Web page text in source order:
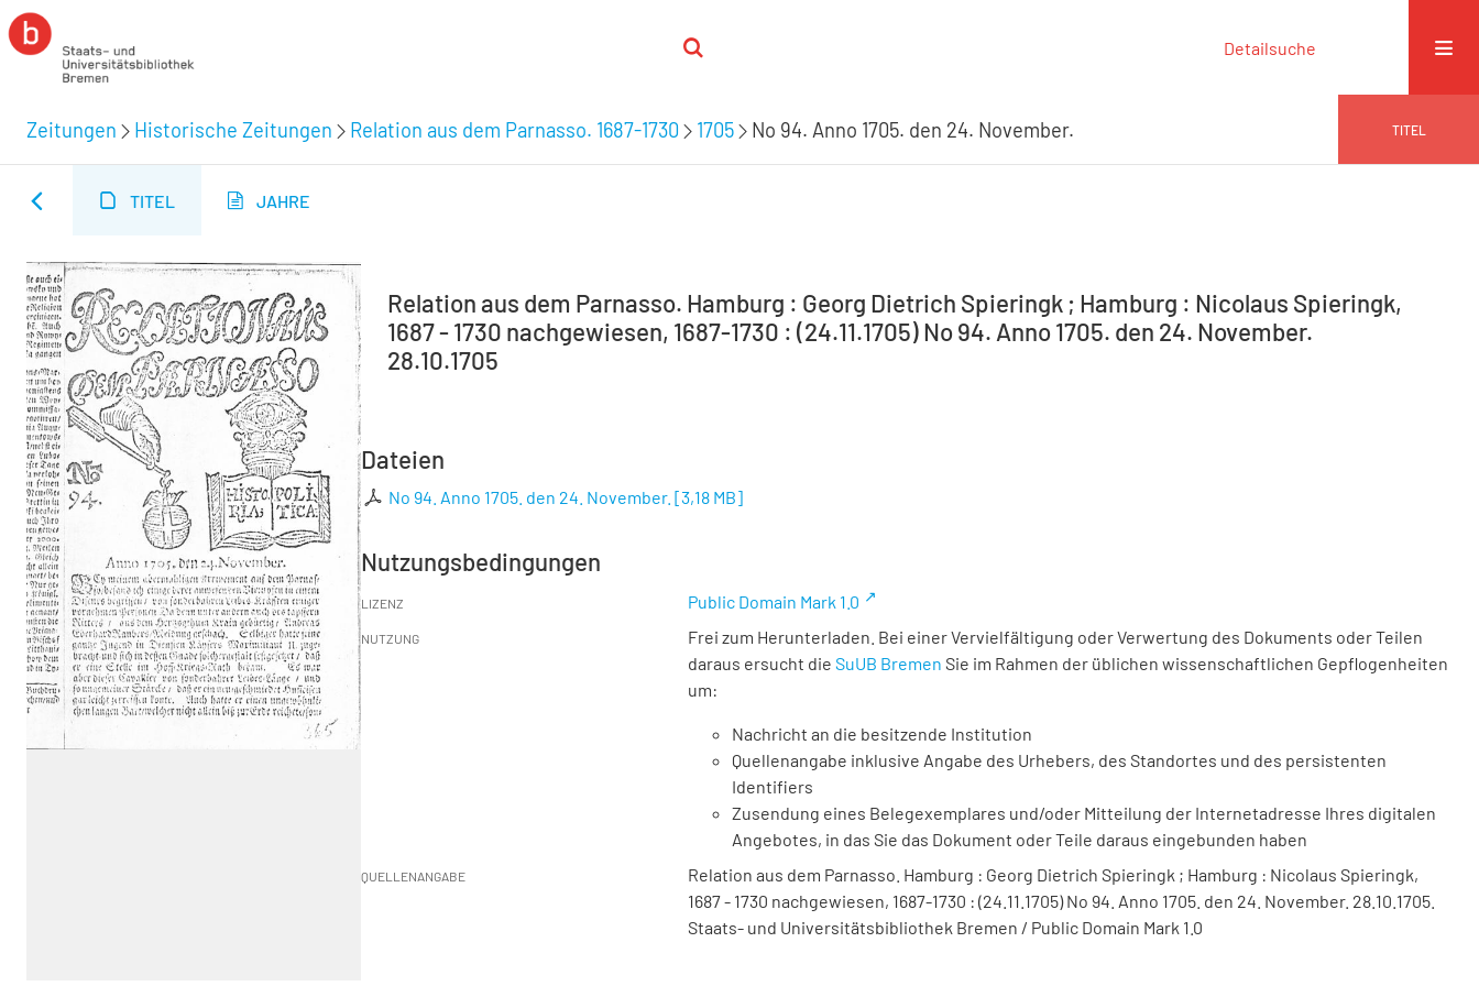
Detailsuche
Zeitungen Historische Zeitungen Relation aus dem Parnasso. 1687-1730 1705 No 94. Anno 1705. den 24. November. TITEL
TITEL JAHRE
Relation aus dem Parnasso. Hamburg : Georg Dietrich Spieringk ; Hamburg : Nicolaus Spieringk,
1687 - 1730 nachgewiesen, 1687-1730 : (24.11.1705) No 94. Anno 1705. den 24. November.
28.10.1705
Dateien
No 94. Anno 1705. den 24. November. [3,18 MB]
Nutzungsbedingungen
LIZENZ Public Domain Mark 1.0
NUTZUNG
Frei zum Herunterladen. Bei einer Vervielfältigung oder Verwertung des Dokuments oder Teilen
daraus ersucht die SuUB Bremen Sie im Rahmen der üblichen wissenschaftlichen Gepflogenheiten
um:
Nachricht an die besitzende Institution
Quellenangabe inklusive Angabe des Urhebers, des Standortes und des persistenten
Identifiers
Zusendung eines Belegexemplares und/oder Mitteilung der Internetadresse Ihres digitalen
Angebotes, in das Sie das Dokument oder Teile daraus eingebunden haben
QUELLENANGABE
Relation aus dem Parnasso. Hamburg : Georg Dietrich Spieringk ; Hamburg : Nicolaus Spieringk,
1687 - 1730 nachgewiesen, 1687-1730 : (24.11.1705) No 94. Anno 1705. den 24. November. 28.10.1705.
Staats- und Universitätsbibliothek Bremen / Public Domain Mark 1.0